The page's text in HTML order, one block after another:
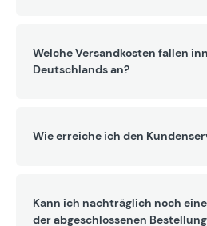
Welche Versandkosten fallen
Deutschlands an?
Wie erreiche ich den
Kann ich nachträglich noch
der abgeschlossenen Bestellung